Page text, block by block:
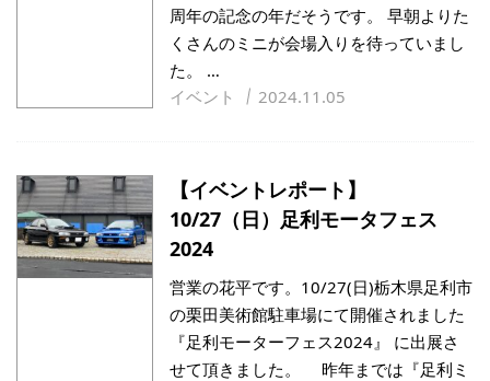
周年の記念の年だそうです。 早朝よりた
くさんのミニが会場入りを待っていまし
た。 …
イベント
2024.11.05
【イベントレポート】
10/27（日）足利モータフェス
2024
営業の花平です。10/27(日)栃木県足利市
の栗田美術館駐車場にて開催されました
『足利モーターフェス2024』 に出展さ
せて頂きました。 昨年までは『足利ミ